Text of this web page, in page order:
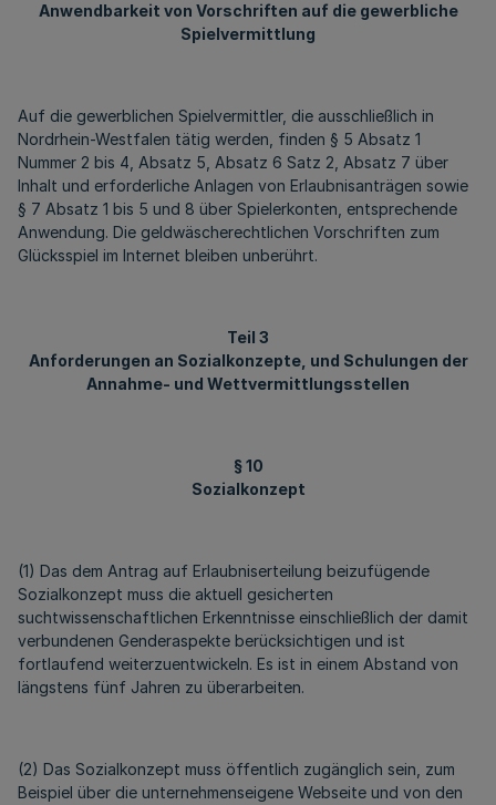
Anwendbarkeit von Vorschriften auf die gewerbliche
Spielvermittlung
Auf die gewerblichen Spielvermittler, die ausschließlich in
Nordrhein-Westfalen tätig werden, finden § 5 Absatz 1
Nummer 2 bis 4, Absatz 5, Absatz 6 Satz 2, Absatz 7 über
Inhalt und erforderliche Anlagen von Erlaubnisanträgen sowie
§ 7 Absatz 1 bis 5 und 8 über Spielerkonten, entsprechende
Anwendung. Die geldwäscherechtlichen Vorschriften zum
Glücksspiel im Internet bleiben unberührt.
Teil 3
Anforderungen an Sozialkonzepte, und Schulungen der
Annahme- und Wettvermittlungsstellen
§ 10
Sozialkonzept
(1) Das dem Antrag auf Erlaubniserteilung beizufügende
Sozialkonzept muss die aktuell gesicherten
suchtwissenschaftlichen Erkenntnisse einschließlich der damit
verbundenen Genderaspekte berücksichtigen und ist
fortlaufend weiterzuentwickeln. Es ist in einem Abstand von
längstens fünf Jahren zu überarbeiten.
(2) Das Sozialkonzept muss öffentlich zugänglich sein, zum
Beispiel über die unternehmenseigene Webseite und von den